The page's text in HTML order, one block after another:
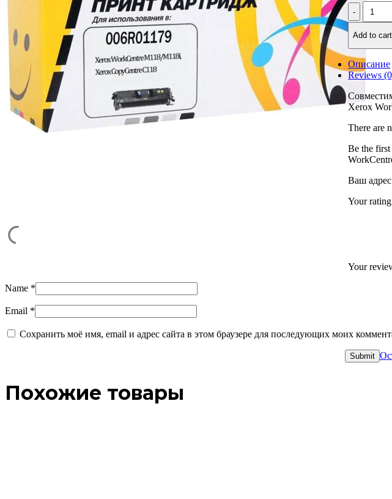
Количество
Картридж
лазерный
HB
черный,
11000
страниц,
для
C118
Add to cart
Описание
Reviews
Xerox
There are
Be the
Ваш адрес
Your rating
Your
Name *
Email *
Сохранить моё имя, email и адрес сайта в этом браузере для последующих моих
Похожие товары